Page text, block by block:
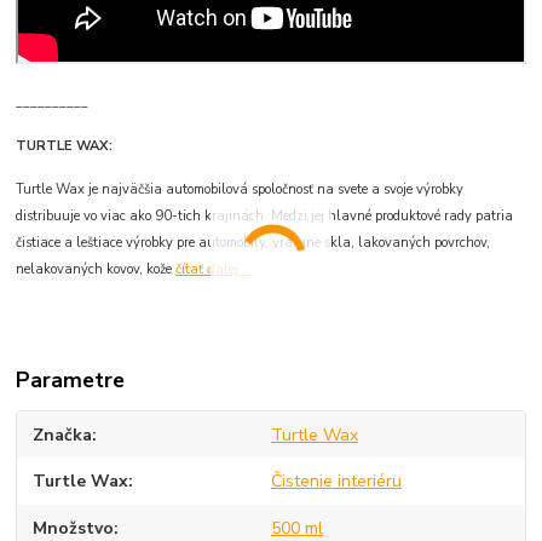
TURTLE WAX:
Turtle Wax je najväčšia automobilová spoločnosť na svete a svoje výrobky
distribuuje vo viac ako 90-tich krajinách. Medzi jej hlavné produktové rady patria
čistiace a leštiace výrobky pre automobily, vrátane skla, lakovaných povrchov,
nelakovaných kovov, kožečítať ďalej...
Parametre
Značka Turtle Wax
Turtle Wax Čistenie interiéru
Množstvo 500 ml